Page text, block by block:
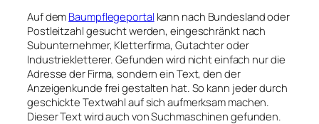
Auf dem Baumpflegeportal kann nach Bundesland oder
Postleitzahl gesucht werden, eingeschränkt nach
Subunternehmer, Kletterfirma, Gutachter oder
Industriekletterer. Gefunden wird nicht einfach nur die
Adresse der Firma, sondern ein Text, den der
Anzeigenkunde frei gestalten hat. So kann jeder durch
geschickte Textwahl auf sich aufmerksam machen.
Dieser Text wird auch von Suchmaschinen gefunden.